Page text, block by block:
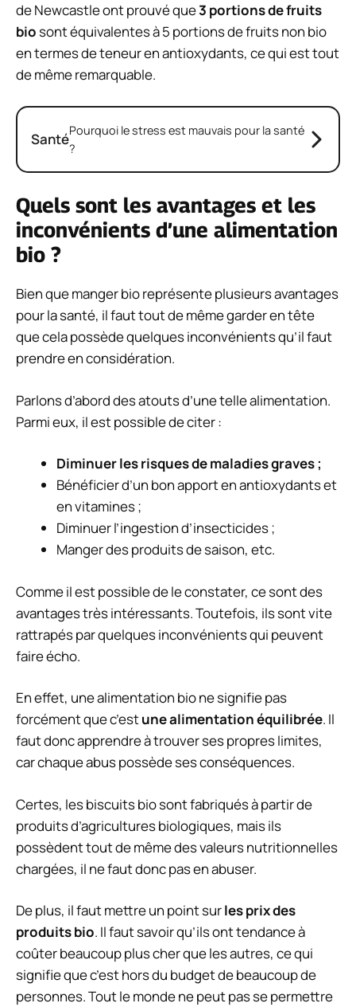
de Newcastle ont prouvé que3 portions de fruits
biosont équivalentes à 5 portions de fruits non bio
en termes de teneur en antioxydants, ce qui est tout
de même remarquable.
SantéPourquoi le stress est mauvais pour la santé
?
Quels sont les avantages et les
inconvénients d’une alimentation
bio ?
Bien que manger bio représente plusieurs avantages
pour la santé, il faut tout de même garder en tête
que cela possède quelques inconvénients qu’il faut
prendre en considération.
Parlons d’abord des atouts d’une telle alimentation.
Parmi eux, il est possible de citer :
Diminuer les risques de maladies graves ;
Bénéficier d’un bon apport en antioxydants et
en vitamines ;
Diminuer l’ingestion d’insecticides ;
Manger des produits de saison, etc.
Comme il est possible de le constater, ce sont des
avantages très intéressants. Toutefois, ils sont vite
rattrapés par quelques inconvénients qui peuvent
faire écho.
En effet, une alimentation bio ne signifie pas
forcément que c’estune alimentation équilibrée. Il
faut donc apprendre à trouver ses propres limites,
car chaque abus possède ses conséquences.
Certes, les biscuits bio sont fabriqués à partir de
produits d’agricultures biologiques, mais ils
possèdent tout de même des valeurs nutritionnelles
chargées, il ne faut donc pas en abuser.
De plus, il faut mettre un point surles prix des
produits bio. Il faut savoir qu’ils ont tendance à
coûter beaucoup plus cher que les autres, ce qui
signifie que c’est hors du budget de beaucoup de
personnes. Tout le monde ne peut pas se permettre